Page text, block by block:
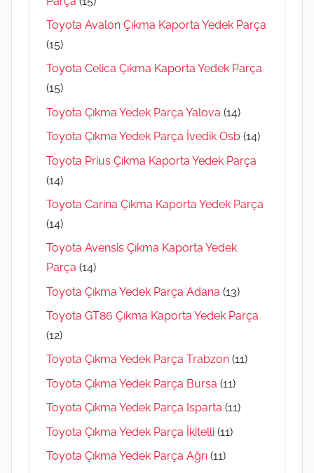
Toyota Avalon Çıkma Kaporta Yedek Parça
(15)
Toyota Celica Çıkma Kaporta Yedek Parça
(15)
Toyota Çıkma Yedek Parça Yalova (14)
Toyota Çıkma Yedek Parça İvedik Osb (14)
Toyota Prius Çıkma Kaporta Yedek Parça
(14)
Toyota Carina Çıkma Kaporta Yedek Parça
(14)
Toyota Avensis Çıkma Kaporta Yedek
Parça (14)
Toyota Çıkma Yedek Parça Adana (13)
Toyota GT86 Çıkma Kaporta Yedek Parça
(12)
Toyota Çıkma Yedek Parça Trabzon (11)
Toyota Çıkma Yedek Parça Bursa (11)
Toyota Çıkma Yedek Parça Isparta (11)
Toyota Çıkma Yedek Parça İkitelli (11)
Toyota Çıkma Yedek Parça Ağrı (11)